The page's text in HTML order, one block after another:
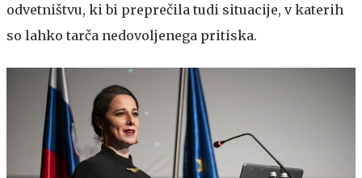
odvetništvu, ki bi preprečila tudi situacije, v katerih
so lahko tarča nedovoljenega pritiska.